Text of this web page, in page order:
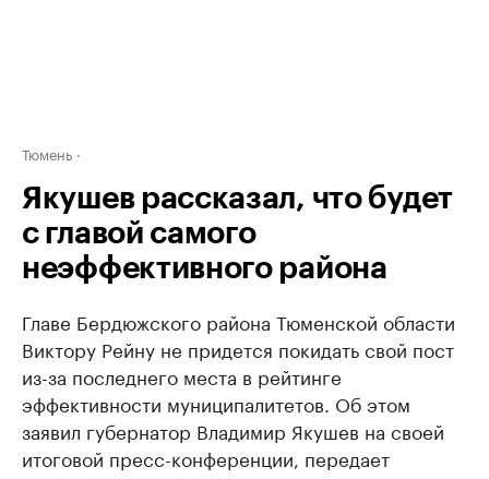
Тюмень
Якушев рассказал, что будет
с главой самого
неэффективного района
Главе Бердюжского района Тюменской области
Виктору Рейну не придется покидать свой пост
из-за последнего места в рейтинге
эффективности муниципалитетов. Об этом
заявил губернатор Владимир Якушев на своей
итоговой пресс-конференции, передает